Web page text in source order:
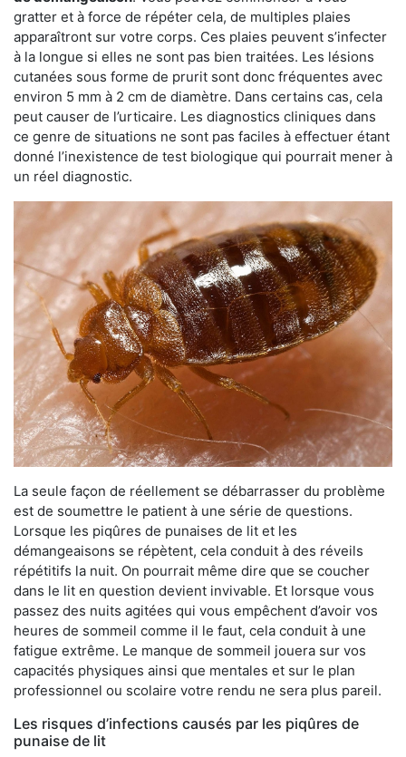
gratter et à force de répéter cela, de multiples plaies
apparaîtront sur votre corps. Ces plaies peuvent s’infecter
à la longue si elles ne sont pas bien traitées. Les lésions
cutanées sous forme de prurit sont donc fréquentes avec
environ 5 mm à 2 cm de diamètre. Dans certains cas, cela
peut causer de l’urticaire. Les diagnostics cliniques dans
ce genre de situations ne sont pas faciles à effectuer étant
donné l’inexistence de test biologique qui pourrait mener à
un réel diagnostic.
La seule façon de réellement se débarrasser du problème
est de soumettre le patient à une série de questions.
Lorsque les piqûres de punaises de lit et les
démangeaisons se répètent, cela conduit à des réveils
répétitifs la nuit. On pourrait même dire que se coucher
dans le lit en question devient invivable. Et lorsque vous
passez des nuits agitées qui vous empêchent d’avoir vos
heures de sommeil comme il le faut, cela conduit à une
fatigue extrême. Le manque de sommeil jouera sur vos
capacités physiques ainsi que mentales et sur le plan
professionnel ou scolaire votre rendu ne sera plus pareil.
Les risques d’infections causés par les piqûres de
punaise de lit